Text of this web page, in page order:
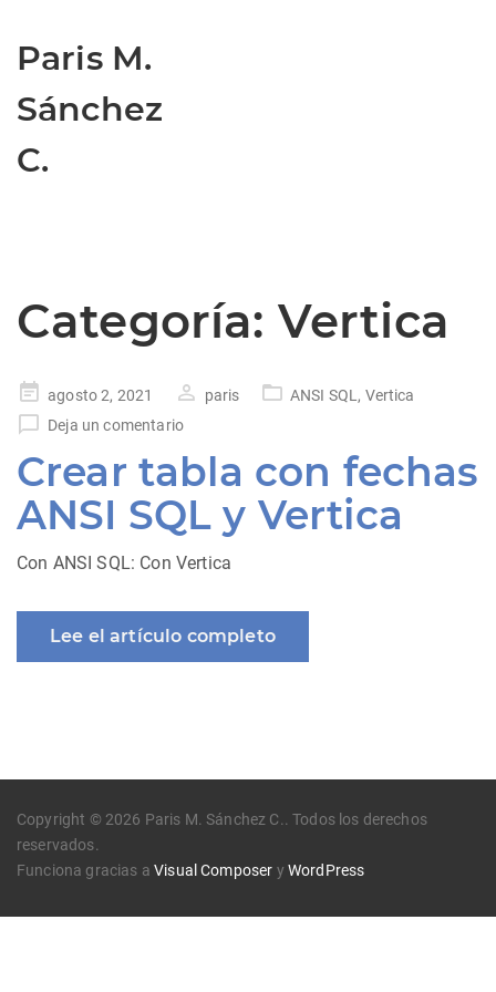
Paris M.
Sánchez
C.
Categoría: Vertica
Publicado
en
agosto 2, 2021 paris ANSI SQL , Vertica
Deja un comentario
Crear tabla con fechas
ANSI SQL y Vertica
Con ANSI SQL: Con Vertica
Lee el artículo completo
Copyright © 2026 Paris M. Sánchez C.. Todos los derechos
reservados.
Funciona gracias aVisual Composer y WordPress